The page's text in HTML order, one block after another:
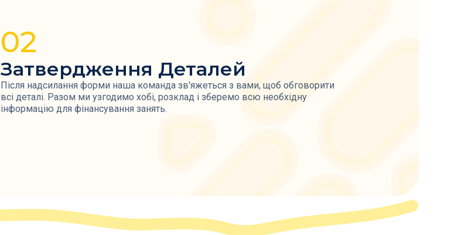
02
Затвердження Деталей
Після надсилання форми наша команда зв'яжеться з вами, щоб обговорити
всі деталі. Разом ми узгодимо хобі, розклад і зберемо всю необхідну
інформацію для фінансування занять.